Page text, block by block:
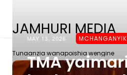
JAMHURI MEDIA
Tunaanzia wanapoishia wengine
MAY 13, 2026
TMA